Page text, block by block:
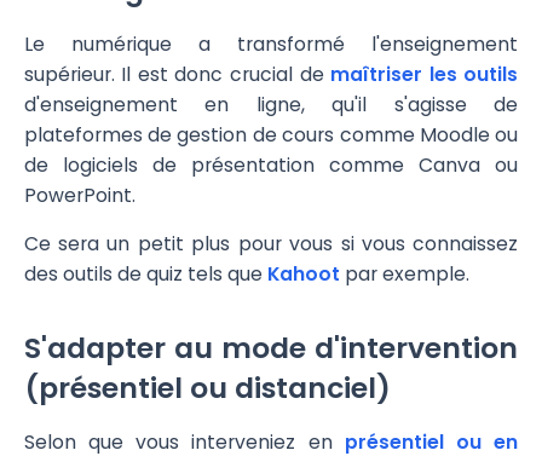
Le numérique a transformé l'enseignement
supérieur. Il est donc crucial de maîtriser les outils
d'enseignement en ligne, qu'il s'agisse de
plateformes de gestion de cours comme Moodle ou
de logiciels de présentation comme Canva ou
PowerPoint.
Ce sera un petit plus pour vous si vous connaissez
des outils de quiz tels que Kahoot par exemple.
S'adapter au mode d'intervention
(présentiel ou distanciel)
Selon que vous interveniez en présentiel ou en